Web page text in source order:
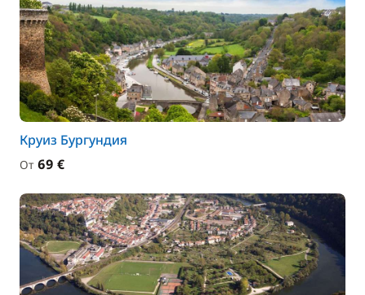
Круиз Бургундия
От 69 €